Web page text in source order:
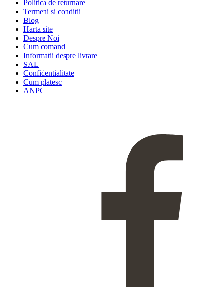
Politica de returnare
Termeni si conditii
Blog
Harta site
Despre Noi
Cum comand
Informatii despre livrare
SAL
Confidentialitate
Cum platesc
ANPC